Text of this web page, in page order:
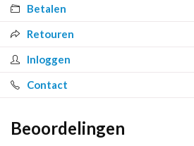
Betalen
Retouren
Inloggen
Contact
Beoordelingen